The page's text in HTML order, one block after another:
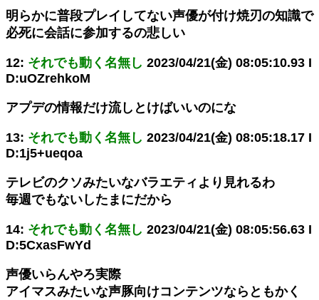
明らかに普段プレイしてない声優が付け焼刃の知識で
必死に会話に参加するの悲しい
12: それでも動く名無し 2023/04/21(金) 08:05:10.93 I
D:uOZrehkoM
アプデの情報だけ流しとけばいいのにな
13: それでも動く名無し 2023/04/21(金) 08:05:18.17 I
D:1j5+ueqoa
テレビのクソみたいなバラエティより見れるわ
毎週でもないしたまにだから
14: それでも動く名無し 2023/04/21(金) 08:05:56.63 I
D:5CxasFwYd
声優いらんやろ実際
アイマスみたいな声豚向けコンテンツならともかく